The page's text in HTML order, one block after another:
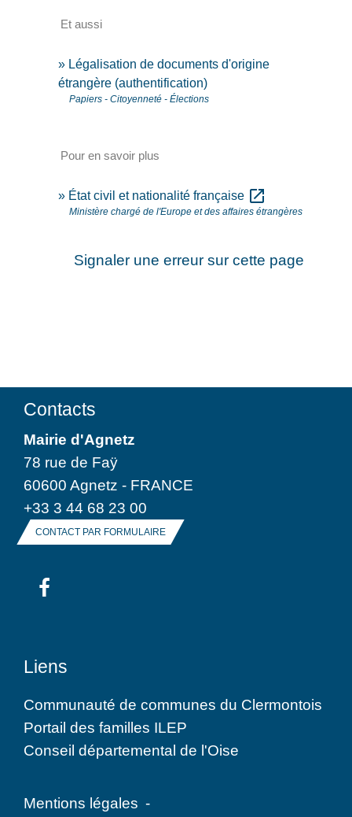
Et aussi
Légalisation de documents d'origine
étrangère (authentification)
Papiers - Citoyenneté - Élections
Pour en savoir plus
État civil et nationalité française open_in_new
Ministère chargé de l'Europe et des affaires étrangères
Signaler une erreur sur cette page
Contacts
Mairie d'Agnetz
78 rue de Faÿ
60600 Agnetz - FRANCE
+33 3 44 68 23 00
CONTACT PAR FORMULAIRE
Liens
Communauté de communes du Clermontois
Portail des familles ILEP
Conseil départemental de l'Oise
Mentions légales -